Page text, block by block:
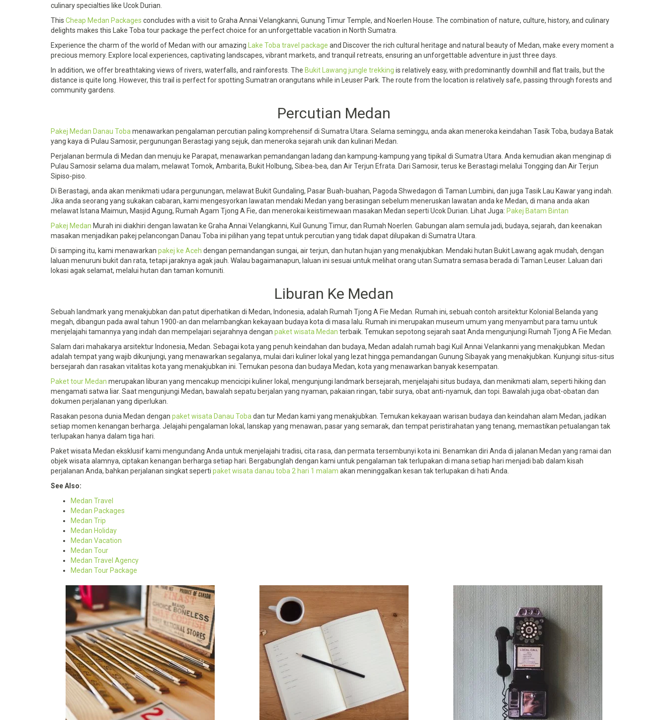
culinary specialties like Ucok Durian.
This Cheap Medan Packages concludes with a visit to Graha Annai Velangkanni, Gunung Timur Temple, and Noerlen House. The combination of nature, culture, history, and culinary
delights makes this Lake Toba tour package the perfect choice for an unforgettable vacation in North Sumatra.
Experience the charm of the world of Medan with our amazing
Lake Toba travel package and Discover the rich cultural heritage and natural beauty of Medan, make every moment a
precious memory. Explore local experiences, captivating landscapes, vibrant markets, and tranquil retreats, ensuring an unforgettable adventure in just three days.
In addition, we offer breathtaking views of rivers, waterfalls, and rainforests. The Bukit Lawang jungle trekking is relatively easy, with predominantly downhill and flat trails, but the
distance is quite long. However, this trail is perfect for spotting Sumatran orangutans while in Leuser Park. The route from the location is relatively safe, passing through forests and
community gardens.
Percutian Medan
Pakej Medan Danau Toba menawarkan pengalaman percutian paling komprehensif di Sumatra Utara. Selama seminggu, anda akan meneroka keindahan Tasik Toba, budaya Batak
yang kaya di Pulau Samosir, pergunungan Berastagi yang sejuk, dan meneroka sejarah unik dan kulinari Medan.
Perjalanan bermula di Medan dan menuju ke Parapat, menawarkan pemandangan ladang dan kampung-kampung yang tipikal di Sumatra Utara. Anda kemudian akan menginap di
Pulau Samosir selama dua malam, melawat Tomok, Ambarita, Bukit Holbung, Sibea-bea, dan Air Terjun Efrata. Dari Samosir, terus ke Berastagi melalui Tongging dan Air Terjun
Sipiso-piso.
Di Berastagi, anda akan menikmati udara pergunungan, melawat Bukit Gundaling, Pasar Buah-buahan, Pagoda Shwedagon di Taman Lumbini, dan juga Tasik Lau Kawar yang indah.
Jika anda seorang yang sukakan cabaran, kami mengesyorkan lawatan mendaki Medan yang berasingan sebelum meneruskan lawatan anda ke Medan, di mana anda akan
melawat Istana Maimun, Masjid Agung, Rumah Agam Tjong A Fie, dan menerokai keistimewaan masakan Medan seperti Ucok Durian. Lihat Juga: Pakej Batam Bintan
Pakej Medan Murah ini diakhiri dengan lawatan ke Graha Annai Velangkanni, Kuil Gunung Timur, dan Rumah Noerlen. Gabungan alam semula jadi, budaya, sejarah, dan keenakan
masakan menjadikan pakej pelancongan Danau Toba ini pilihan yang tepat untuk percutian yang tidak dapat dilupakan di Sumatra Utara.
Di samping itu, kami menawarkan pakej ke Aceh dengan pemandangan sungai, air terjun, dan hutan hujan yang menakjubkan. Mendaki hutan Bukit Lawang agak mudah, dengan
laluan menuruni bukit dan rata, tetapi jaraknya agak jauh. Walau bagaimanapun, laluan ini sesuai untuk melihat orang utan Sumatra semasa berada di Taman Leuser. Laluan dari
lokasi agak selamat, melalui hutan dan taman komuniti.
Liburan Ke Medan
Sebuah landmark yang menakjubkan dan patut diperhatikan di Medan, Indonesia, adalah Rumah Tjong A Fie Medan. Rumah ini, sebuah contoh arsitektur Kolonial Belanda yang
megah, dibangun pada awal tahun 1900-an dan melambangkan kekayaan budaya kota di masa lalu. Rumah ini merupakan museum umum yang menyambut para tamu untuk
menjelajahi tamannya yang indah dan mempelajari sejarahnya dengan paket wisata Medan terbaik. Temukan sepotong sejarah saat Anda mengunjungi Rumah Tjong A Fie Medan.
Salam dari mahakarya arsitektur Indonesia, Medan. Sebagai kota yang penuh keindahan dan budaya, Medan adalah rumah bagi Kuil Annai Velankanni yang menakjubkan. Medan
adalah tempat yang wajib dikunjungi, yang menawarkan segalanya, mulai dari kuliner lokal yang lezat hingga pemandangan Gunung Sibayak yang menakjubkan. Kunjungi situs-situs
bersejarah dan rasakan vitalitas kota yang menakjubkan ini. Temukan pesona dan budaya Medan, kota yang menawarkan banyak kesempatan.
Paket tour Medan merupakan liburan yang mencakup mencicipi kuliner lokal, mengunjungi landmark bersejarah, menjelajahi situs budaya, dan menikmati alam, seperti hiking dan
mengamati satwa liar. Saat mengunjungi Medan, bawalah sepatu berjalan yang nyaman, pakaian ringan, tabir surya, obat anti-nyamuk, dan topi. Bawalah juga obat-obatan dan
dokumen perjalanan yang diperlukan.
Rasakan pesona dunia Medan dengan paket wisata Danau Toba dan tur Medan kami yang menakjubkan. Temukan kekayaan warisan budaya dan keindahan alam Medan, jadikan
setiap momen kenangan berharga. Jelajahi pengalaman lokal, lanskap yang menawan, pasar yang semarak, dan tempat peristirahatan yang tenang, memastikan petualangan tak
terlupakan hanya dalam tiga hari.
Paket wisata Medan eksklusif kami mengundang Anda untuk menjelajahi tradisi, cita rasa, dan permata tersembunyi kota ini. Benamkan diri Anda di jalanan Medan yang ramai dan
objek wisata alamnya, ciptakan kenangan berharga setiap hari. Bergabunglah dengan kami untuk pengalaman tak terlupakan di mana setiap hari menjadi bab dalam kisah
perjalanan Anda, bahkan perjalanan singkat seperti paket wisata danau toba 2 hari 1 malam akan meninggalkan kesan tak terlupakan di hati Anda.
See Also:
Medan Travel
Medan Packages
Medan Trip
Medan Holiday
Medan Vacation
Medan Tour
Medan Travel Agency
Medan Tour Package